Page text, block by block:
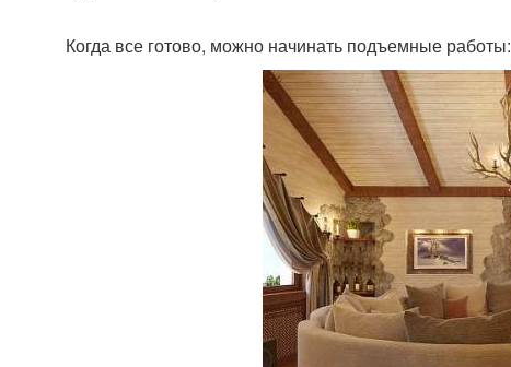
Когда все готово, можно начинать подъемные работы: